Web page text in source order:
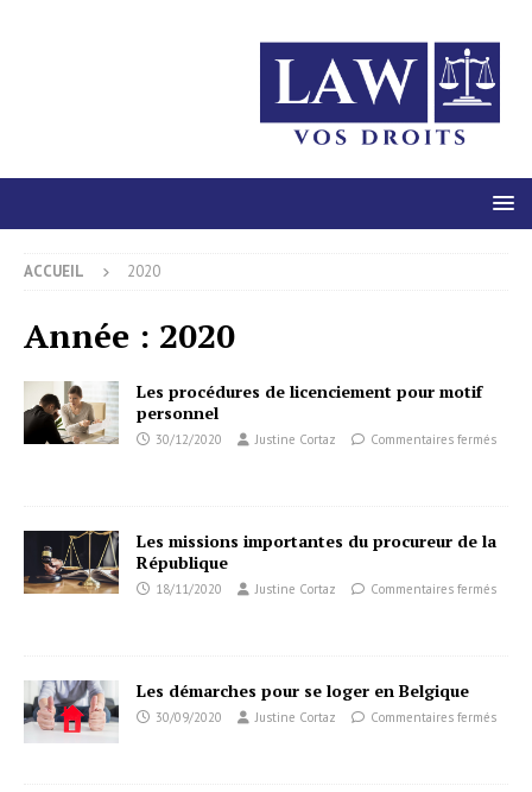
ACCUEIL 2020
Année : 2020
Les procédures de licenciement pour motif
personnel
30/12/2020 Justine Cortaz Commentaires fermés
Les missions importantes du procureur de la
République
18/11/2020 Justine Cortaz Commentaires fermés
Les démarches pour se loger en Belgique
30/09/2020 Justine Cortaz Commentaires fermés